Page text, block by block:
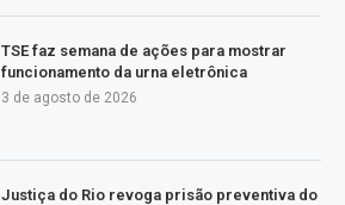
TSE faz semana de ações para mostrar
funcionamento da urna eletrônica
3 de agosto de 2026
Justiça do Rio revoga prisão preventiva do